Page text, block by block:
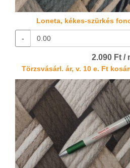
Loneta, kékes-szürkés
-
2.090 Ft /
Törzsvásárl. ár, v. 10 e. Ft